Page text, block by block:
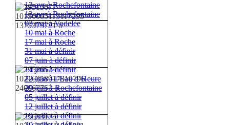
12 avr à Rochefontaine
13 avr à Rochefontaine
03 mai à Vodelée
10 mai à Roche
17 mai à Roche
31 mai à définir
07 juin à définir
14 juin à définir
22 juin à l’Eau d’Heure
29 juin à Rochefontaine
05 juillet à définir
12 juillet à définir
19 juillet à définir